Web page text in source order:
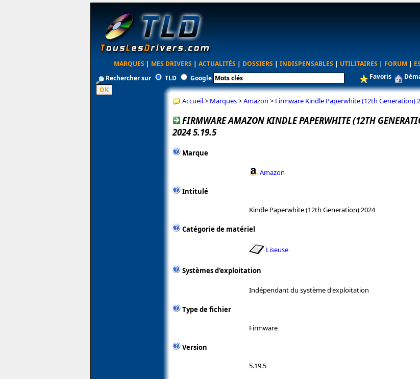
MARQUES | MES DRIVERS | ACTUALITÉS | DOSSIERS | INDISPENSABLES | UTILITAIRES | FORUM |
Rechercher sur
TLD Google Favoris
Accueil> Marques>Amazon > Firmware Kindle Paperwhite (12th Generation)
FIRMWARE AMAZON KINDLE PAPERWHITE (12TH
2024 5.19.5
Marque
Amazon
Intitulé
Kindle Paperwhite (12th Generation) 2024
Catégorie de matériel
Liseuse
Systèmes d'exploitation
Indépendant du système d'exploitation
Type de fichier
Firmware
Version
5.19.5